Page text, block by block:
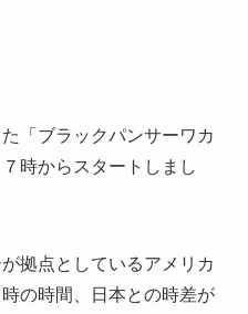
「ブラックパンサーワカ
時からスタートしまし
拠点としているアメリカ
の時間、日本との時差が